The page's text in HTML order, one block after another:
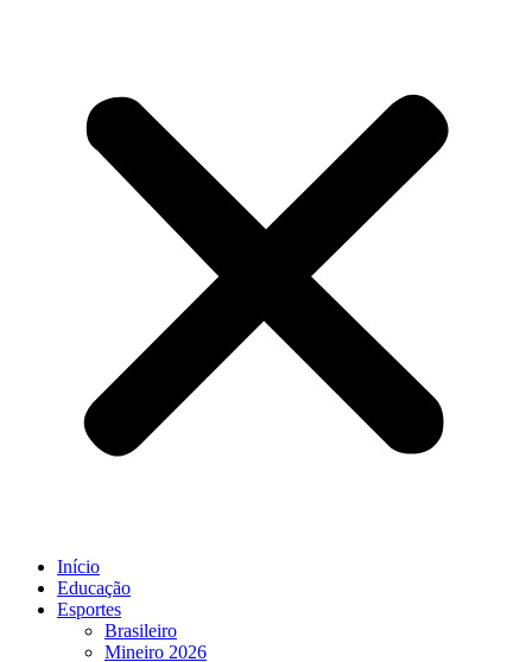
Início
Educação
Esportes
Brasileiro
Mineiro 2026